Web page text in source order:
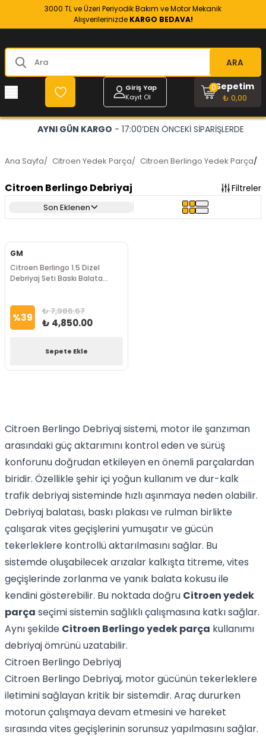
3000 TL ve Üzeri Periyodik Bakım ve Motor Mekanik
Alışverilerinizde KARGO BEDAVA!
ARA
Giriş Yap
Kayıt Ol
Sepetim
₺ 0,00
0
AYNI GÜN KARGO - 17:00’DEN ÖNCEKİ SİPARİŞLERDE
Ana Sayfa/ Citroen Yedek Parça/ Citroen Berlingo Yedek Parça/
Citroen Berlingo Debriyaj Filtreler
Son Eklenen
GM
Citroen Berlingo 1.5 Dizel
Debriyaj Seti Baskı Balata
%39 ₺ 7,986.67
₺ 4,850.00
Sepete Ekle
Citroen Berlingo Debriyaj sistemi, motor ile şanzıman
arasındaki güç aktarımını kontrol eden ve sürüş
konforunu doğrudan etkileyen en önemli parçalardan
biridir. Özellikle şehir içi yoğun kullanım ve dur-kalk
trafik debriyaj sisteminde hızlı aşınmaya neden olabilir.
Debriyaj balatası, baskı plakası ve rulman birlikte
çalışarak vites geçişlerini yumuşatır ve gücün
tekerleklere kontrollü aktarılmasını sağlar. Bu
sistemde oluşabilecek arızalar kalkışta titreme, vites
geçişlerinde zorlanma ve yanık balata kokusu ile
kendini gösterebilir. Bu noktada doğru Citroen yedek
parça seçimi sistemin sağlıklı çalışmasına katkı sağlar.
Aynı şekilde Citroen Berlingo yedek parça kullanımı
debriyaj ömrünü uzatabilir.
Citroen Berlingo Debriyaj
Citroen Berlingo Debriyaj, motor gücünün tekerleklere
iletimini sağlayan kritik bir sistemdir. Araç dururken
motorun çalışmaya devam etmesini ve hareket
sırasında vites geçişlerinin sorunsuz yapılmasını sağlar.